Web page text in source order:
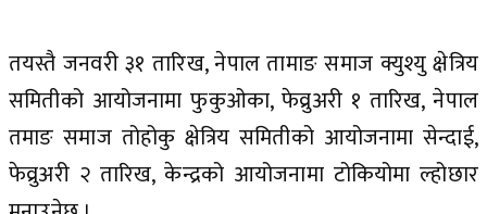
तयस्तै जनवरी ३१ तारिख, नेपाल तामाङ समाज क्युश्यु क्षेत्रिय
समितीको आयोजनामा फुकुओका, फेव्रुअरी १ तारिख, नेपाल
तमाङ समाज तोहोकु क्षेत्रिय समितीको आयोजनामा सेन्दाई,
फेव्रुअरी २ तारिख, केन्द्रको आयोजनामा टोकियोमा ल्होछार